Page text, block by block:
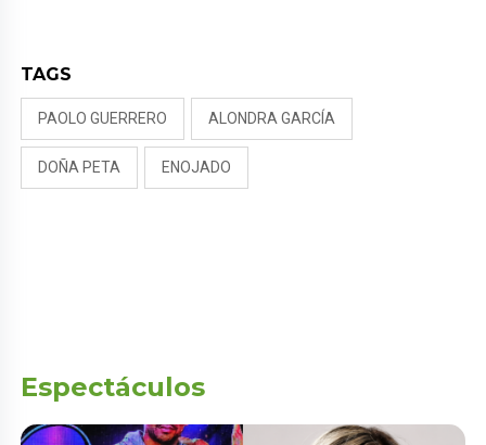
TAGS
PAOLO GUERRERO ALONDRA GARCÍA
DOÑA PETA ENOJADO
Espectáculos